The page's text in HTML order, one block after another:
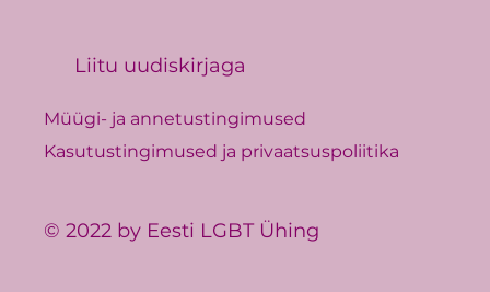
Liitu uudiskirjaga
Müügi- ja annetustingimused
Kasutustingimused ja privaatsuspoliitika
© 2022 by Eesti LGBT Ühing